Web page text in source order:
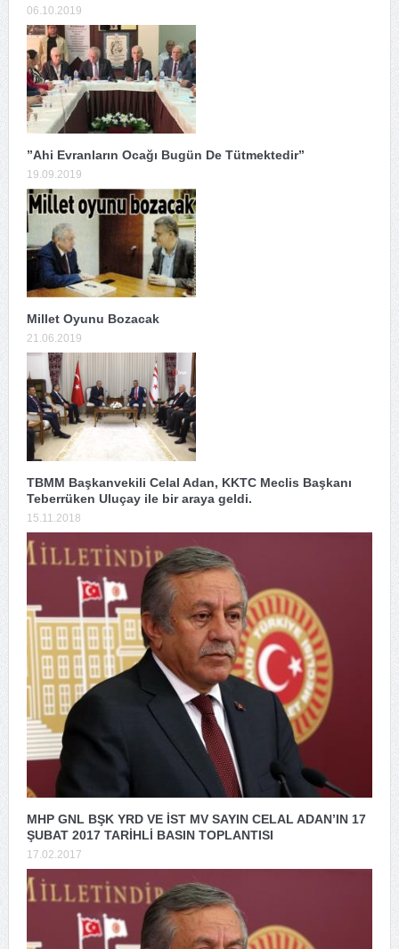
06.10.2019
”Ahi Evranların Ocağı Bugün De Tütmektedir”
19.09.2019
Millet Oyunu Bozacak
21.06.2019
TBMM Başkanvekili Celal Adan, KKTC Meclis Başkanı
Teberrüken Uluçay ile bir araya geldi.
15.11.2018
MHP GNL BŞK YRD VE İST MV SAYIN CELAL ADAN’IN 17
ŞUBAT 2017 TARİHLİ BASIN TOPLANTISI
17.02.2017